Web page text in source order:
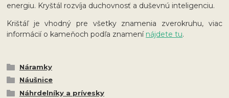
energiu. Kryštál rozvíja duchovnosť a duševnú inteligenciu.
Krištáľ je vhodný pre všetky znamenia zverokruhu, viac
informácií o kameňoch podľa znamení nájdete tu.
Náramky
Náušnice
Náhrdelníky a prívesky